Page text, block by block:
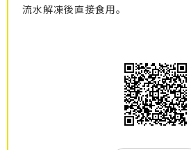
流水解凍後直接食用。